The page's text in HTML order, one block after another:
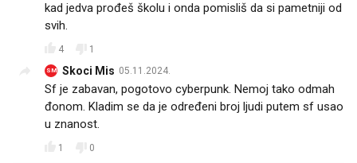
kad jedva prođeš školu i onda pomisliš da si pametniji od
svih.
4 1
SM Skoci Mis 05.11.2024.
Sf je zabavan, pogotovo cyberpunk. Nemoj tako odmah
đonom. Kladim se da je određeni broj ljudi putem sf usao
u znanost.
1 0